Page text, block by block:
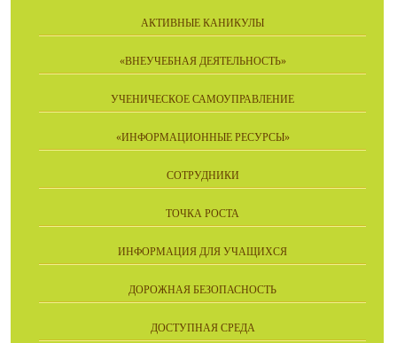
АКТИВНЫЕ КАНИКУЛЫ
«ВНЕУЧЕБНАЯ ДЕЯТЕЛЬНОСТЬ»
УЧЕНИЧЕСКОЕ САМОУПРАВЛЕНИЕ
«ИНФОРМАЦИОННЫЕ РЕСУРСЫ»
СОТРУДНИКИ
ТОЧКА РОСТА
ИНФОРМАЦИЯ ДЛЯ УЧАЩИХСЯ
ДОРОЖНАЯ БЕЗОПАСНОСТЬ
ДОСТУПНАЯ СРЕДА